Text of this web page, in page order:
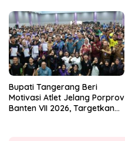
Bupati Tangerang Beri
Motivasi Atlet Jelang Porprov
Banten VII 2026, Targetkan